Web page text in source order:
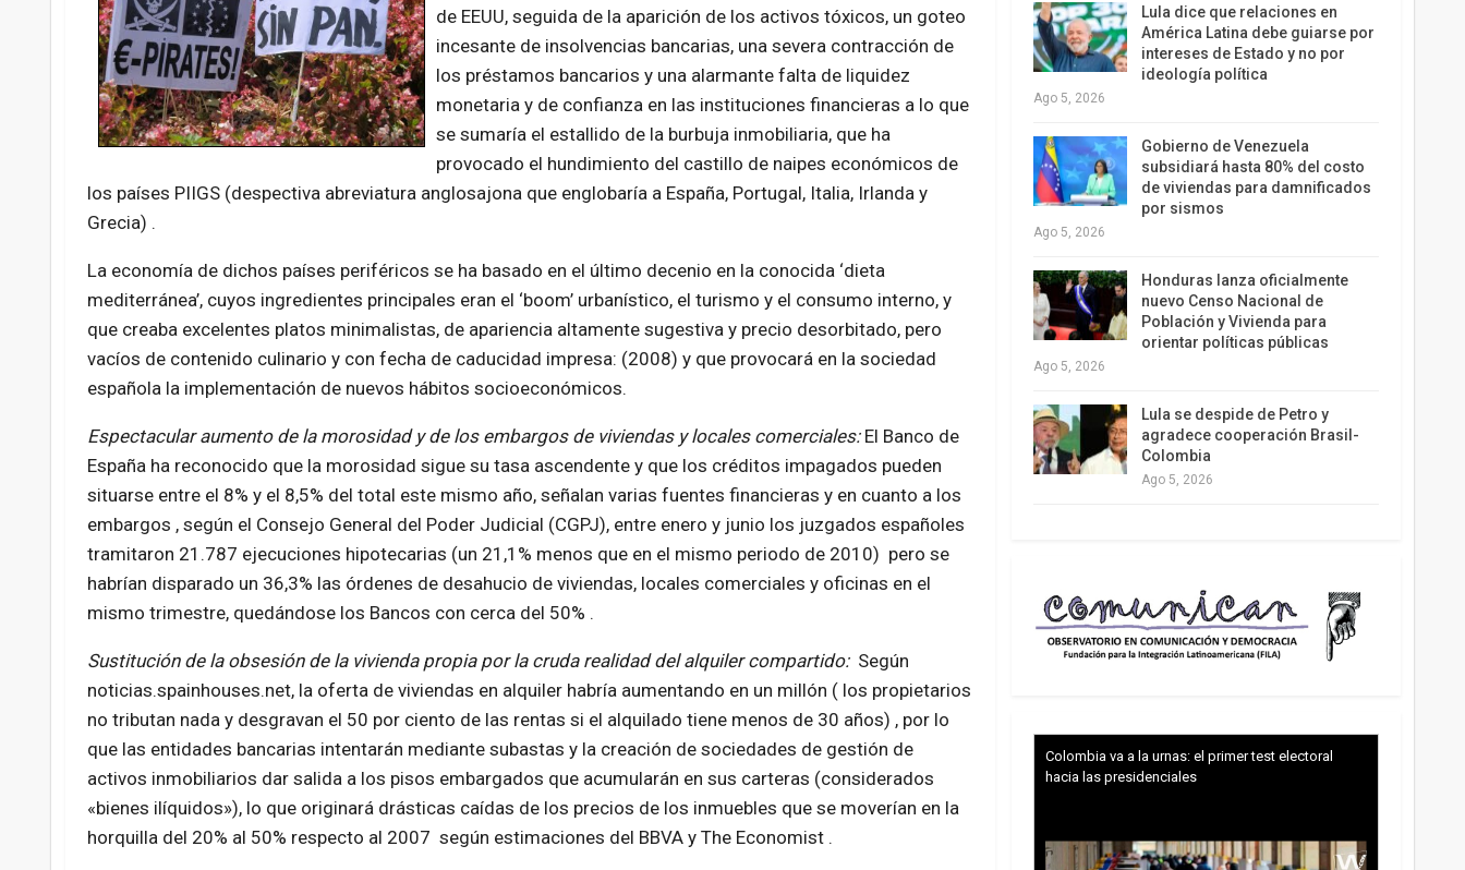
de EEUU, seguida de la aparición de los activos tóxicos, un goteo
incesante de insolvencias bancarias, una severa contracción de
los préstamos bancarios y una alarmante falta de liquidez
monetaria y de confianza en las instituciones financieras a lo que
se sumaría el estallido de la burbuja inmobiliaria, que ha
provocado el hundimiento del castillo de naipes económicos de
los países PIIGS (despectiva abreviatura anglosajona que englobaría a España, Portugal, Italia, Irlanda y
Grecia) .
La economía de dichos países periféricos se ha basado en el último decenio en la conocida ‘dieta
mediterránea’, cuyos ingredientes principales eran el ‘boom’ urbanístico, el turismo y el consumo interno, y
que creaba excelentes platos minimalistas, de apariencia altamente sugestiva y precio desorbitado, pero
vacíos de contenido culinario y con fecha de caducidad impresa: (2008) y que provocará en la sociedad
española la implementación de nuevos hábitos socioeconómicos.
Espectacular aumento de la morosidad y de los embargos de viviendas y locales comerciales:El Banco de
España ha reconocido que la morosidad sigue su tasa ascendente y que los créditos impagados pueden
situarse entre el 8% y el 8,5% del total este mismo año, señalan varias fuentes financieras y en cuanto a los
embargos , según el Consejo General del Poder Judicial (CGPJ), entre enero y junio los juzgados españoles
tramitaron 21.787 ejecuciones hipotecarias (un 21,1% menos que en el mismo periodo de 2010) pero se
habrían disparado un 36,3% las órdenes de desahucio de viviendas, locales comerciales y oficinas en el
mismo trimestre, quedándose los Bancos con cerca del 50% .
Sustitución de la obsesión de la vivienda propia por la cruda realidad del alquiler compartido:Según
noticias.spainhouses.net, la oferta de viviendas en alquiler habría aumentando en un millón ( los propietarios
no tributan nada y desgravan el 50 por ciento de las rentas si el alquilado tiene menos de 30 años) , por lo
que las entidades bancarias intentarán mediante subastas y la creación de sociedades de gestión de
activos inmobiliarios dar salida a los pisos embargados que acumularán en sus carteras (considerados
«bienes ilíquidos»), lo que originará drásticas caídas de los precios de los inmuebles que se moverían en la
horquilla del 20% al 50% respecto al 2007 según estimaciones del BBVA y The Economist .
Lula dice que relaciones en
América Latina debe guiarse por
intereses de Estado y no por
ideología política
Ago 5, 2026
Gobierno de Venezuela
subsidiará hasta 80% del costo
de viviendas para damnificados
por sismos
Ago 5, 2026
Honduras lanza oficialmente
nuevo Censo Nacional de
Población y Vivienda para
orientar políticas públicas
Ago 5, 2026
Lula se despide de Petro y
agradece cooperación Brasil-
Colombia
Ago 5, 2026
Colombia va a la urnas: el primer test electoral
hacia las presidenciales